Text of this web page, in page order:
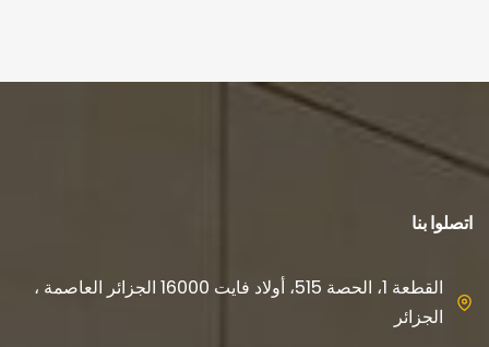
اتصلوا بنا
القطعة 1، الحصة 515، أولاد فايت 16000 الجزائر العاصمة ،
الجزائر